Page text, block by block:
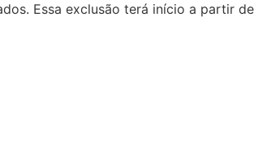
Essa exclusão terá início a partir